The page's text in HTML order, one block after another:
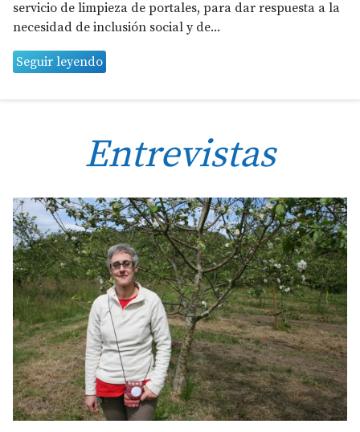
servicio de limpieza de portales, para dar respuesta a la
necesidad de inclusión social y de...
Seguir leyendo
Entrevistas